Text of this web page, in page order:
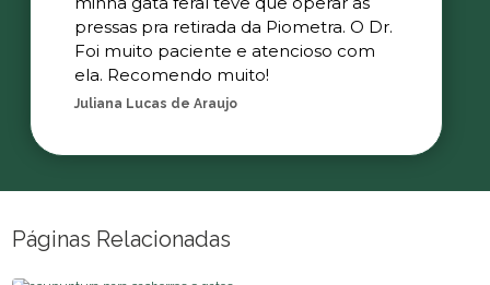
pressas pra retirada da Piometra. O Dr.
Foi muito paciente e atencioso com
ela. Recomendo muito!
Juliana Lucas de Araujo
Páginas Relacionadas